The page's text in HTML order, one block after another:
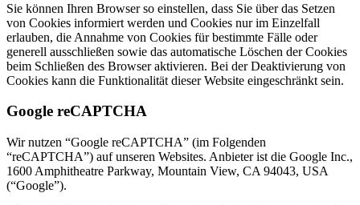
Sie können Ihren Browser so einstellen, dass Sie über das Setzen
von Cookies informiert werden und Cookies nur im Einzelfall
erlauben, die Annahme von Cookies für bestimmte Fälle oder
generell ausschließen sowie das automatische Löschen der Cookies
beim Schließen des Browser aktivieren. Bei der Deaktivierung von
Cookies kann die Funktionalität dieser Website eingeschränkt sein.
Google reCAPTCHA
Wir nutzen “Google reCAPTCHA” (im Folgenden
“reCAPTCHA”) auf unseren Websites. Anbieter ist die Google Inc.,
1600 Amphitheatre Parkway, Mountain View, CA 94043, USA
(“Google”).